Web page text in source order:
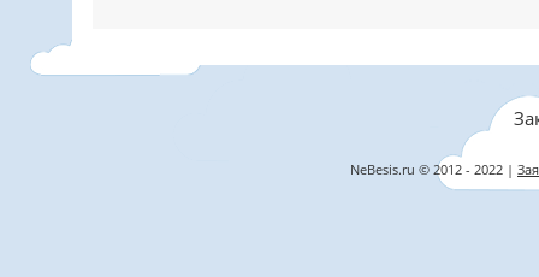
NeBesis.ru © 2012 - 2022 |